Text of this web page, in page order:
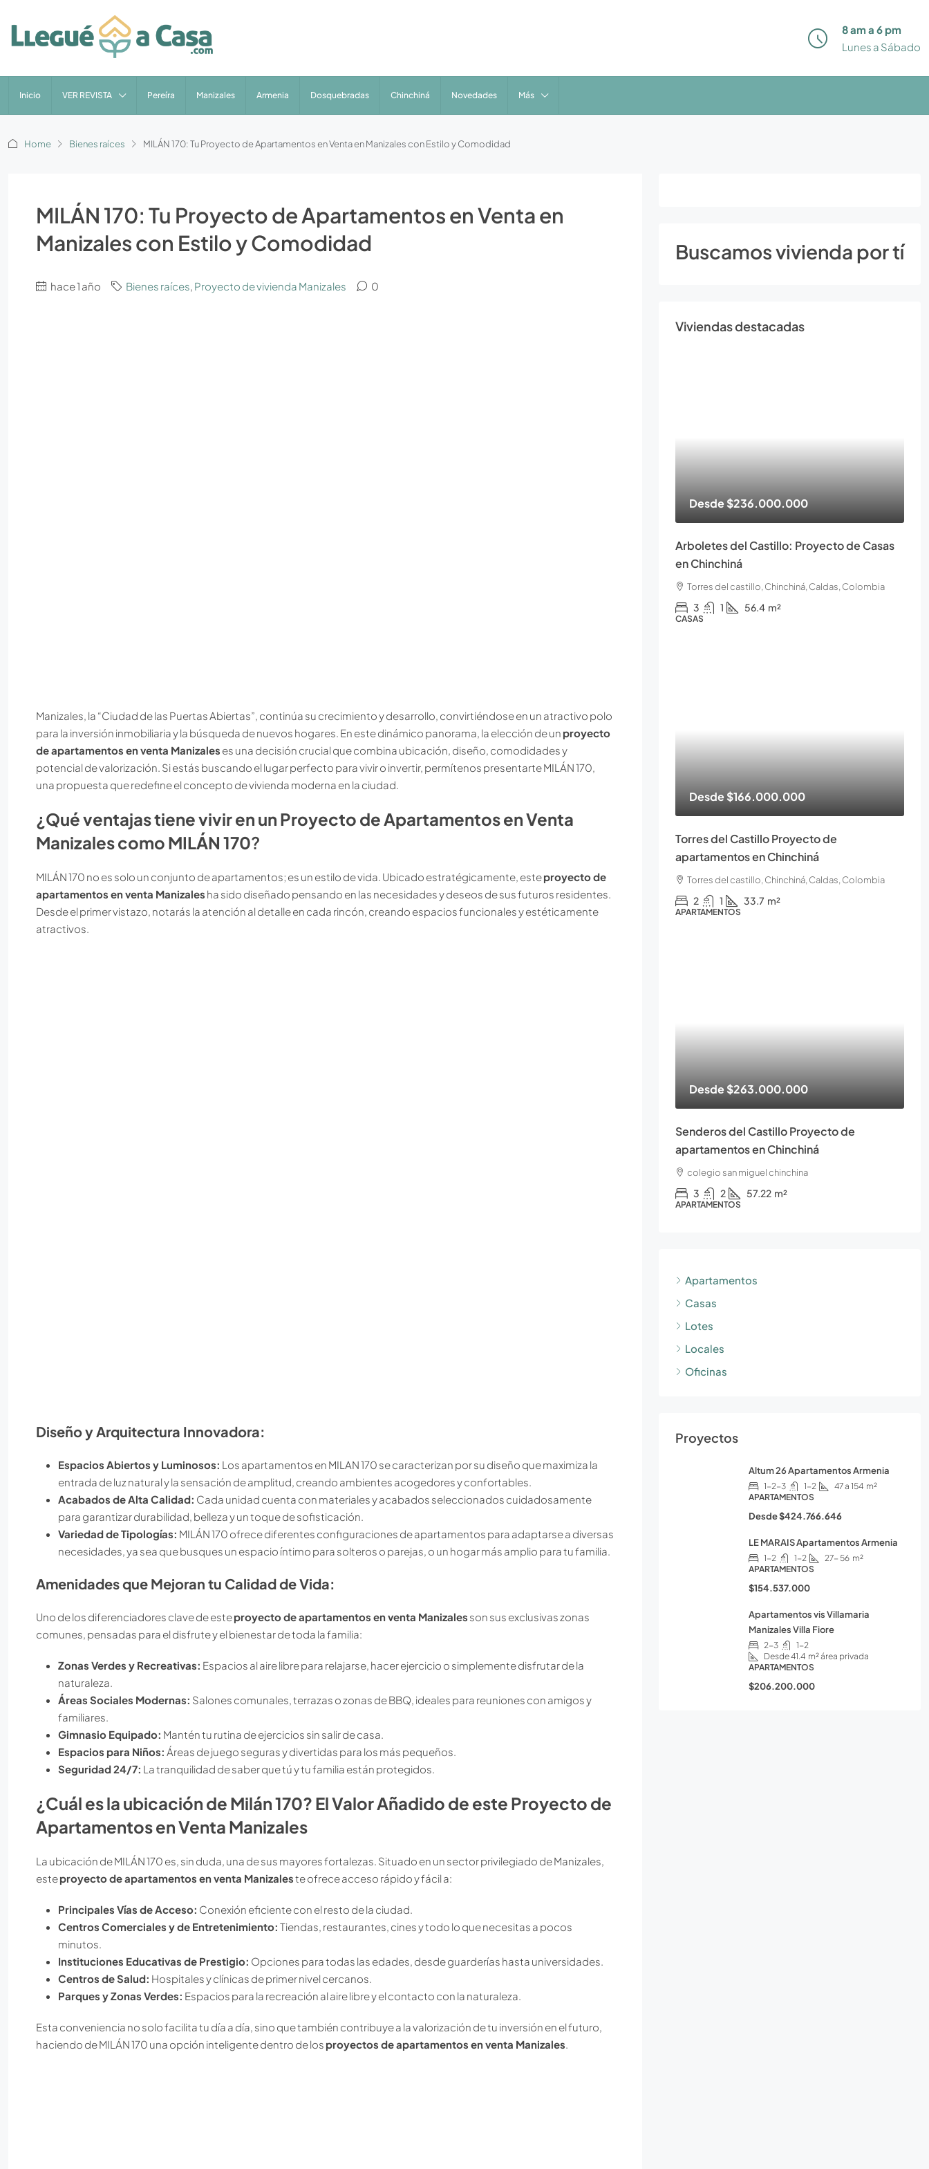
8 am a 6 pm
Lunes a Sábado
Inicio VER REVISTA Pereíra Manizales Armenia Dosquebradas Chinchiná Novedades Más
Home Bienes raíces MILÁN 170: Tu Proyecto de Apartamentos en Venta en Manizales con Estilo y Comodidad
MILÁN 170: Tu Proyecto de Apartamentos en Venta en
Manizales con Estilo y Comodidad
hace 1 año Bienes raíces, Proyecto de vivienda Manizales 0
Manizales, la “Ciudad de las Puertas Abiertas”, continúa su crecimiento y desarrollo, convirtiéndose en un atractivo polo
para la inversión inmobiliaria y la búsqueda de nuevos hogares. En este dinámico panorama, la elección de un proyecto
de apartamentos en venta Manizales es una decisión crucial que combina ubicación, diseño, comodidades y
potencial de valorización. Si estás buscando el lugar perfecto para vivir o invertir, permítenos presentarte MILÁN 170,
una propuesta que redefine el concepto de vivienda moderna en la ciudad.
¿Qué ventajas tiene vivir en un Proyecto de Apartamentos en Venta
Manizales como MILÁN 170?
MILÁN 170 no es solo un conjunto de apartamentos; es un estilo de vida. Ubicado estratégicamente, esteproyecto de
apartamentos en venta Manizales ha sido diseñado pensando en las necesidades y deseos de sus futuros residentes.
Desde el primer vistazo, notarás la atención al detalle en cada rincón, creando espacios funcionales y estéticamente
atractivos.
Diseño y Arquitectura Innovadora:
Espacios Abiertos y Luminosos: Los apartamentos en MILAN 170 se caracterizan por su diseño que maximiza la
entrada de luz natural y la sensación de amplitud, creando ambientes acogedores y confortables.
Acabados de Alta Calidad: Cada unidad cuenta con materiales y acabados seleccionados cuidadosamente
para garantizar durabilidad, belleza y un toque de sofisticación.
Variedad de Tipologías: MILÁN 170 ofrece diferentes configuraciones de apartamentos para adaptarse a diversas
necesidades, ya sea que busques un espacio íntimo para solteros o parejas, o un hogar más amplio para tu familia.
Amenidades que Mejoran tu Calidad de Vida:
Uno de los diferenciadores clave de esteproyecto de apartamentos en venta Manizales son sus exclusivas zonas
comunes, pensadas para el disfrute y el bienestar de toda la familia:
Zonas Verdes y Recreativas: Espacios al aire libre para relajarse, hacer ejercicio o simplemente disfrutar de la
naturaleza.
Áreas Sociales Modernas: Salones comunales, terrazas o zonas de BBQ, ideales para reuniones con amigos y
familiares.
Gimnasio Equipado: Mantén tu rutina de ejercicios sin salir de casa.
Espacios para Niños: Áreas de juego seguras y divertidas para los más pequeños.
Seguridad 24/7: La tranquilidad de saber que tú y tu familia están protegidos.
¿Cuál es la ubicación de Milán 170? El Valor Añadido de este Proyecto de
Apartamentos en Venta Manizales
La ubicación de MILÁN 170 es, sin duda, una de sus mayores fortalezas. Situado en un sector privilegiado de Manizales,
esteproyecto de apartamentos en venta Manizaleste ofrece acceso rápido y fácil a:
Principales Vías de Acceso: Conexión eficiente con el resto de la ciudad.
Centros Comerciales y de Entretenimiento: Tiendas, restaurantes, cines y todo lo que necesitas a pocos
minutos.
Instituciones Educativas de Prestigio: Opciones para todas las edades, desde guarderías hasta universidades.
Centros de Salud: Hospitales y clínicas de primer nivel cercanos.
Parques y Zonas Verdes: Espacios para la recreación al aire libre y el contacto con la naturaleza.
Esta conveniencia no solo facilita tu día a día, sino que también contribuye a la valorización de tu inversión en el futuro,
haciendo de MILÁN 170 una opción inteligente dentro de los proyectos de apartamentos en venta Manizales
Buscamos vivienda por tí
Viviendas destacadas
Desde$236.000.000
Arboletes del Castillo: Proyecto de Casas
en Chinchiná
Torres del castillo, Chinchiná, Caldas, Colombia
3 1 56.4 m²
CASAS
Desde$166.000.000
Torres del Castillo Proyecto de
apartamentos en Chinchiná
Torres del castillo, Chinchiná, Caldas, Colombia
2 1 33.7 m²
APARTAMENTOS
Desde$263.000.000
Senderos del Castillo Proyecto de
apartamentos en Chinchiná
colegio san miguel chinchina
3 2 57.22 m²
APARTAMENTOS
Apartamentos
Casas
Lotes
Locales
Oficinas
Proyectos
Altum 26 Apartamentos Armenia
1-2-3 1-2 47 a 154 m²
APARTAMENTOS
Desde$424.766.646
LE MARAIS Apartamentos Armenia
1-2 1-2 27- 56 m²
APARTAMENTOS
$154.537.000
Apartamentos vis Villamaria
Manizales Villa Fiore
2-3
1-2
Desde 41.4 m² área privada
APARTAMENTOS
$206.200.000